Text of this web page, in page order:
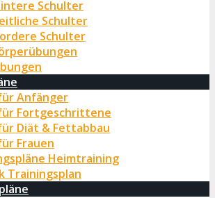
Schulter
Schulter
Schulter
Anfänger
Fortgeschrittene
Diät & Fettabbau
Frauen
Heimtraining
Trainingsplan